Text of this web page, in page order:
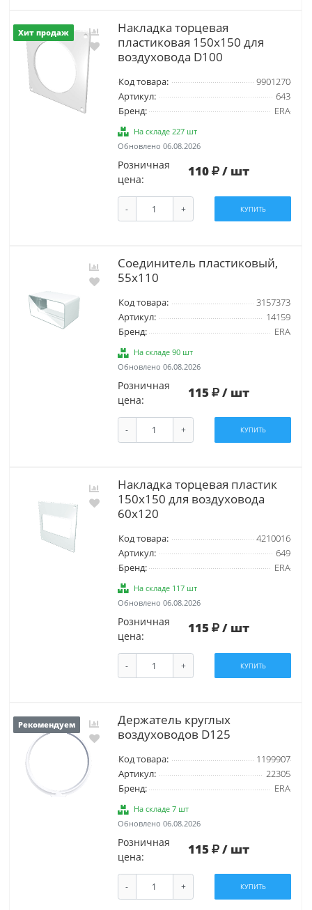
Хит продаж
Накладка торцевая
пластиковая 150х150 для
воздуховода D100
Код товара:
9901270
Артикул:
643
Бренд:
ERA
На складе 227 шт
Обновлено 06.08.2026
Розничная
цена:
110 / шт
- + КУПИТЬ
Соединитель пластиковый,
55х110
Код товара:
3157373
Артикул:
14159
Бренд:
ERA
На складе 90 шт
Обновлено 06.08.2026
Розничная
цена:
115 / шт
- + КУПИТЬ
Накладка торцевая пластик
150х150 для воздуховода
60х120
Код товара:
4210016
Артикул:
649
Бренд:
ERA
На складе 117 шт
Обновлено 06.08.2026
Розничная
цена:
115 / шт
- + КУПИТЬ
Рекомендуем
Держатель круглых
воздуховодов D125
Код товара:
1199907
Артикул:
22305
Бренд:
ERA
На складе 7 шт
Обновлено 06.08.2026
Розничная
цена:
115 / шт
- + КУПИТЬ